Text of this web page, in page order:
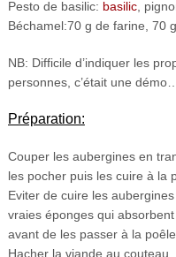
Pesto de basilic: basilic,
Béchamel:70 g de farine, 70
NB: Difficile d’indiquer les
personnes, c’était une
Préparation:
Couper les aubergines en
les pocher puis les cuire à la
Eviter de cuire les
vraies éponges qui
avant de les passer à la poêle.
Hacher la viande au couteau.